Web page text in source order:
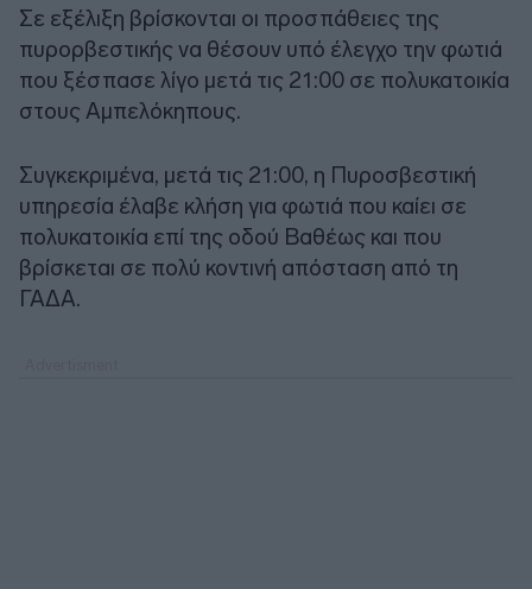
Σε εξέλιξη βρίσκονται οι προσπάθειες της
πυρορβεστικής να θέσουν υπό έλεγχο την φωτιά
που ξέσπασε λίγο μετά τις 21:00 σε πολυκατοικία
στους Αμπελόκηπους.
Συγκεκριμένα, μετά τις 21:00, η Πυροσβεστική
υπηρεσία έλαβε κλήση για φωτιά που καίει σε
πολυκατοικία επί της οδού Βαθέως και που
βρίσκεται σε πολύ κοντινή απόσταση από τη
ΓΑΔΑ.